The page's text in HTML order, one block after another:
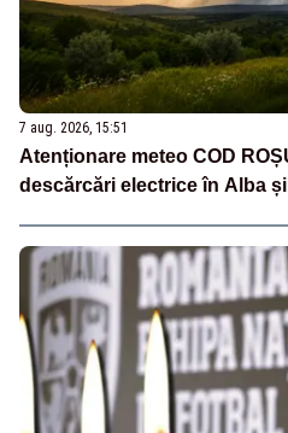
7 aug. 2026, 15:51
Atenționare meteo COD
descărcări electrice în Alba